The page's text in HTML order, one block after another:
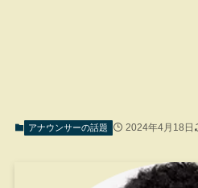
アナウンサーの話題 2024年4月18日